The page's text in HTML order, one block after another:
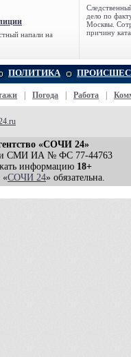
напали на
дело по
Москвы.
причину
ПОЛИТИКА
Погода Работа
«СОЧИ 24»
СМИ ИА № ФС 77-44763
информацию 18+
«СОЧИ 24» обязательна.